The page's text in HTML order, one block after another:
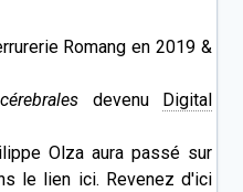
Romang en 2019 &
devenu
Digital
Olza aura passé sur
le lien ici. Revenez d'ici